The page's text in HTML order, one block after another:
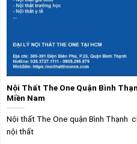
Nội Thất The One Quận Bình
Miền Nam
Nội thất The One quận Bình Thạnh
nội thất